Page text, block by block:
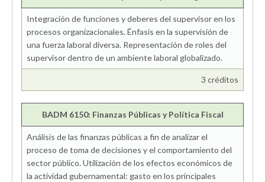
Integración de funciones y deberes del supervisor en los
procesos organizacionales. Énfasis en la supervisión de
una fuerza laboral diversa. Representación de roles del
supervisor dentro de un ambiente laboral globalizado.
3 créditos
BADM 6150: Finanzas Públicas y Política Fiscal
Análisis de las finanzas públicas a fin de analizar el
proceso de toma de decisiones y el comportamiento del
sector público. Utilización de los efectos económicos de
la actividad gubernamental: gasto en los principales